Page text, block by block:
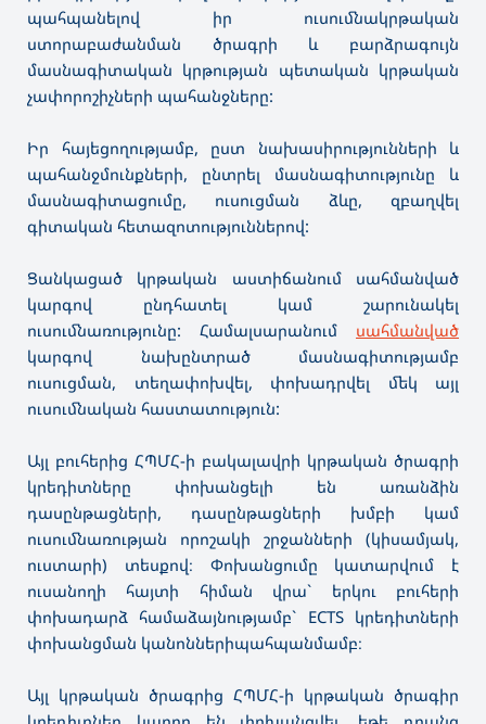
պահպանելով իր ուսումնակրթական
ստորաբաժանման ծրագրի և բարձրագույն
մասնագիտական կրթության պետական կրթական
չափորոշիչների պահանջները:
Իր հայեցողությամբ, ըստ նախասիրությունների և
պահանջմունքների, ընտրել մասնագիտությունը և
մասնագիտացումը, ուսուցման ձևը, զբաղվել
գիտական հետազոտություններով:
Ցանկացած կրթական աստիճանում սահմանված
կարգով ընդհատել կամ շարունակել
ուսումնառությունը: Համալսարանում սահմանված
կարգով նախընտրած մասնագիտությամբ
ուսուցման, տեղափոխվել, փոխադրվել մեկ այլ
ուսումնական հաստատություն:
Այլ բուհերից ՀՊՄՀ-ի բակալավրի կրթական ծրագրի
կրեդիտները փոխանցելի են առանձին
դասընթացների, դասընթացների խմբի կամ
ուսումնառության որոշակի շրջանների (կիսամյակ,
ուստարի) տեսքով։ Փոխանցումը կատարվում է
ուսանողի հայտի հիման վրա` երկու բուհերի
փոխադարձ համաձայնությամբ` ECTS կրեդիտների
փոխանցման կանոններիպահպանմամբ։
Այլ կրթական ծրագրից ՀՊՄՀ-ի կրթական ծրագիր